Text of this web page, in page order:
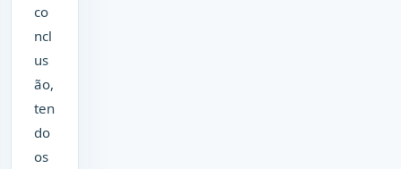
co
ncl
us
ão,
ten
do
os